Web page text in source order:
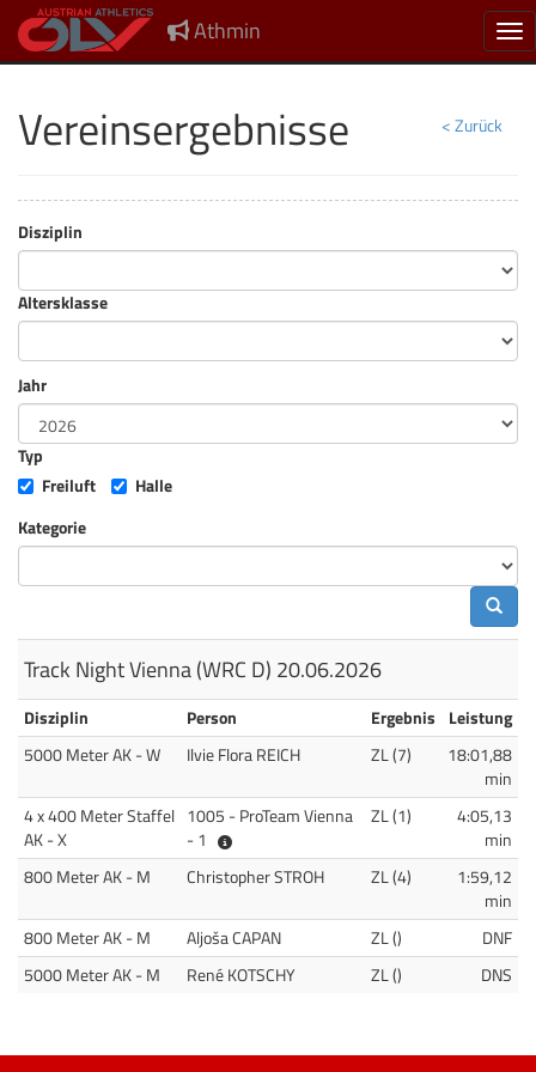
Athmin
< Zurück
Vereinsergebnisse
Disziplin
Altersklasse
Jahr
Typ
Freiluft
Halle
Kategorie
Track Night Vienna (WRC D) 20.06.2026
Disziplin Person Ergebnis
Leistung
5000 Meter AK - WAllgemeine Klasse Frauen - W
Ilvie Flora REICH ZL (7)
18:01,88
min
4 x 400 Meter Staffel
AK - XAK Mixed - X
1005 - ProTeam Vienna
- 1
ZL (1)
4:05,13
min
800 Meter AK - M Allgemeine Klasse Männer - M
Christopher STROH ZL (4)
1:59,12
min
800 Meter AK - M Allgemeine Klasse Männer - M
Aljoša CAPAN ZL ()
DNF
5000 Meter AK - M Allgemeine Klasse Männer - M
René KOTSCHY ZL () DNS